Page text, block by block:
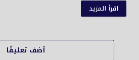
اقرأ المزيد
أضف تعليقًا